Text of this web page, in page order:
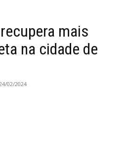
mais
na cidade de
02/2024